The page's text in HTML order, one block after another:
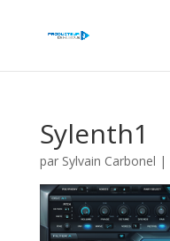
Sylenth1
par Sylvain Carbonel |